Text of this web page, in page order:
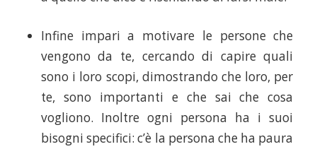
Infine impari a motivare le persone che
vengono da te, cercando di capire quali
sono i loro scopi, dimostrando che loro, per
te, sono importanti e che sai che cosa
vogliono. Inoltre ogni persona ha i suoi
bisogni specifici: c’è la persona che ha paura